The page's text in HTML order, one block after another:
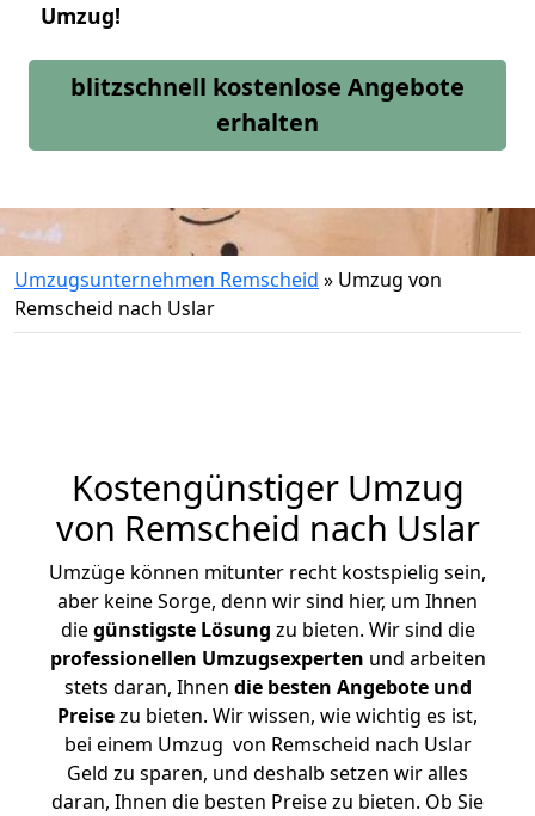
Umzug!
blitzschnell kostenlose Angebote
erhalten
Umzugsunternehmen Remscheid » Umzug von
Remscheid nach Uslar
Kostengünstiger Umzug
von Remscheid nach Uslar
Umzüge können mitunter recht kostspielig sein,
aber keine Sorge, denn wir sind hier, um Ihnen
diegünstigste Lösung zu bieten. Wir sind die
professionellen Umzugsexperten und arbeiten
stets daran, Ihnen die besten Angebote und
Preisezu bieten. Wir wissen, wie wichtig es ist,
bei einem Umzug von Remscheid nach Uslar
Geld zu sparen, und deshalb setzen wir alles
daran, Ihnen die besten Preise zu bieten. Ob Sie